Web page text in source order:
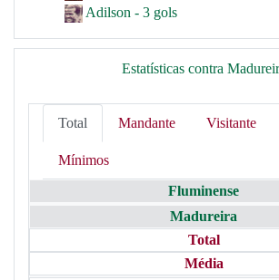
Adilson - 3 gols
Estatísticas contra
Total Mandante Visitante
Mínimos
Fluminense
Madureira
Total
Média